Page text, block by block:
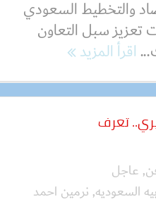
والتخطيط السعودي
تعزيز سبل التعاون
اقرأ المزيد
تعرف
, عاجل
السعوديه, نرمين احمد